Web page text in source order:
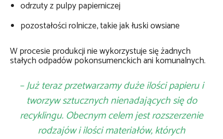
odrzuty z pulpy papierniczej
pozostałości rolnicze, takie jak łuski owsiane
W procesie produkcji nie wykorzystuje się żadnych
stałych odpadów pokonsumenckich ani komunalnych.
– Już teraz przetwarzamy duże ilości papieru i
tworzyw sztucznych nienadających się do
recyklingu. Obecnym celem jest rozszerzenie
rodzajów i ilości materiałów, których